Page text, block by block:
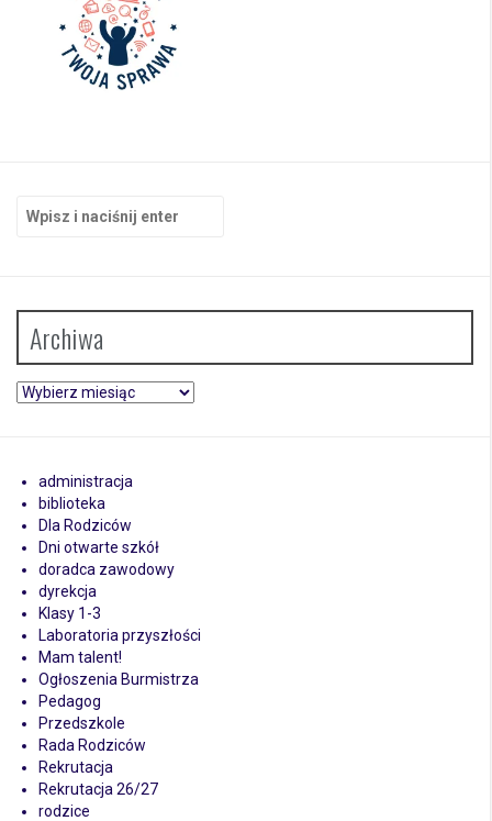
Archiwa
Archiwa
administracja
biblioteka
Dla Rodziców
Dni otwarte szkół
doradca zawodowy
dyrekcja
Klasy 1-3
Laboratoria przyszłości
Mam talent!
Ogłoszenia Burmistrza
Pedagog
Przedszkole
Rada Rodziców
Rekrutacja
Rekrutacja 26/27
rodzice